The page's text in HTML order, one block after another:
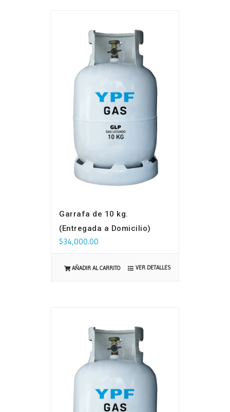
Garrafa de 10 kg.
(Entregada a Domicilio)
$34,000.00
AÑADIR AL CARRITO VER DETALLES